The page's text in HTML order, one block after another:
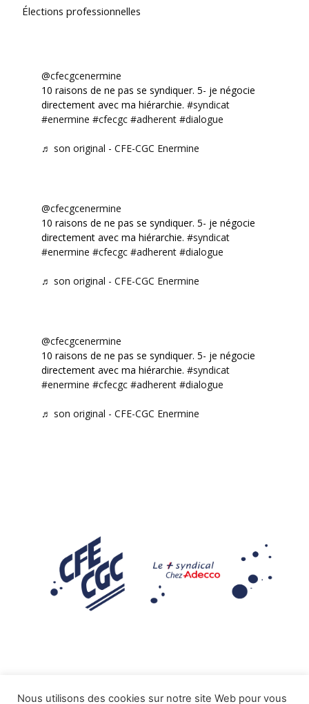
Élections professionnelles
@cfecgcenermine
10 raisons de ne pas se syndiquer. 5- je négocie
directement avec ma hiérarchie. #syndicat
#enermine #cfecgc #adherent #dialogue
♬ son original - CFE-CGC Enermine
@cfecgcenermine
10 raisons de ne pas se syndiquer. 5- je négocie
directement avec ma hiérarchie. #syndicat
#enermine #cfecgc #adherent #dialogue
♬ son original - CFE-CGC Enermine
@cfecgcenermine
10 raisons de ne pas se syndiquer. 5- je négocie
directement avec ma hiérarchie. #syndicat
#enermine #cfecgc #adherent #dialogue
♬ son original - CFE-CGC Enermine
Nous utilisons des cookies sur notre site Web pour vous